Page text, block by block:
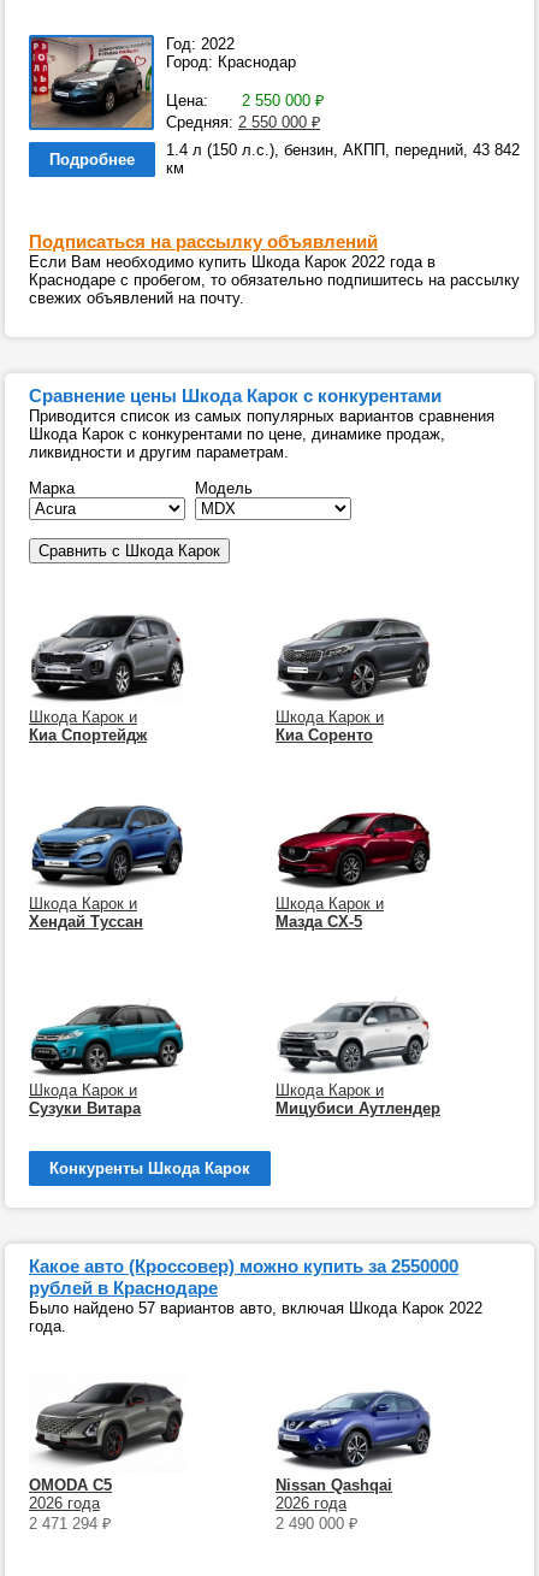
Год: 2022
Город: Краснодар
Цена: 2 550 000 ₽
Средняя: 2 550 000 ₽
Подробнее
1.4 л (150 л.с.), бензин, АКПП, передний, 43 842
км
Подписаться на рассылку объявлений
Если Вам необходимо купить Шкода Карок 2022 года в
Краснодаре с пробегом, то обязательно подпишитесь на рассылку
свежих объявлений на почту.
Сравнение цены Шкода Карок с конкурентами
Приводится список из самых популярных вариантов сравнения
Шкода Карок с конкурентами по цене, динамике продаж,
ликвидности и другим параметрам.
Марка
Модель
Шкода Карок и
Киа Спортейдж
Шкода Карок и
Киа Соренто
Шкода Карок и
Хендай Туссан
Шкода Карок и
Мазда СХ-5
Шкода Карок и
Сузуки Витара
Шкода Карок и
Мицубиси Аутлендер
Конкуренты Шкода Карок
Какое авто (Кроссовер) можно купить за 2550000
рублей в Краснодаре
Было найдено 57 вариантов авто, включая Шкода Карок 2022
года.
OMODA C5
2026 года
2 471 294 ₽
Nissan Qashqai
2026 года
2 490 000 ₽